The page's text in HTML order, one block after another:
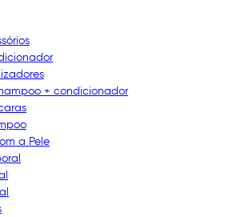
+ condicionador
a Pele